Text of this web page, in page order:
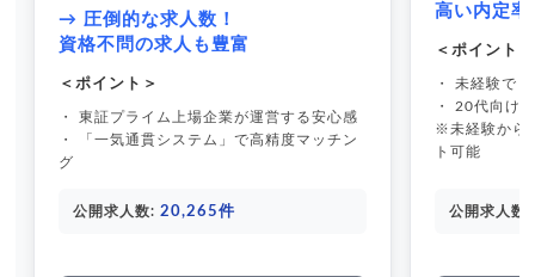
→ 圧倒的な求人数！
資格不問の求人も豊富
＜ポイント＞
・ 東証プライム上場企業が運営する安心感
・ 「一気通貫システム」で高精度マッチン
グ
公開求人数: 20,265件
高い内定
＜ポイント＞
・ 未経験で
・ 20代向け
※未経験から
ト可能
公開求人数: